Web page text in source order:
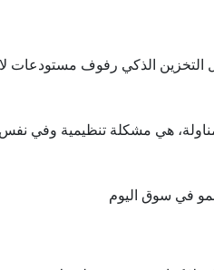
الذكي رفوف مستودعات
هي مشكلة تنظيمية وفي
في سوق اليوم